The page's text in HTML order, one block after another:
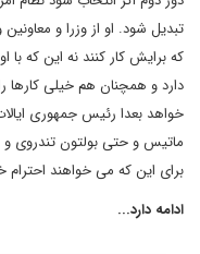
تبدیل شود. او از وزرا و
که برایش کار کنند نه این که با
دارد و همچنان هم خیلی
خواهد بعدا رئیس جمهوری
ماتیس و حتی بولتون تندروی و
برای این که می خواهند
ادامه دارد...